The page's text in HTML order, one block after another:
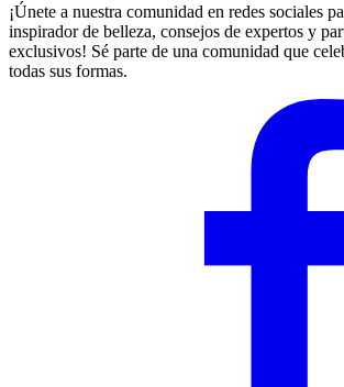
¡Únete a nuestra comunidad en redes sociales
inspirador de belleza, consejos de expertos y
exclusivos! Sé parte de una comunidad que
todas sus formas.